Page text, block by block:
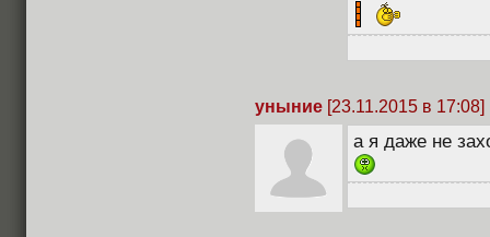
уныние [23.11.2015 в 17:08]
а я даже не